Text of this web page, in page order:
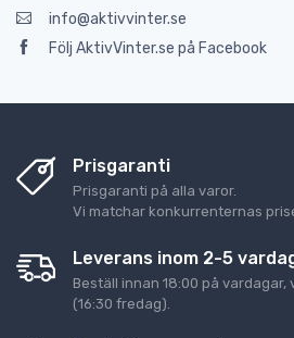
info@aktivvinter.se
Följ AktivVinter.se på Facebook
Prisgaranti
Prisgaranti på alla varor.
Vi matchar konkurrenternas
Leverans inom 2-5
Beställ innan 18:00 på vardagar,
(16:30 fredag).